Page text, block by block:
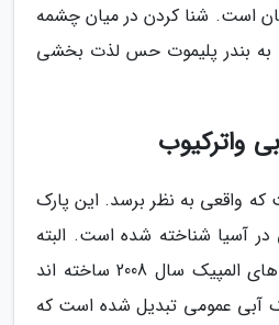
است. شنا کردن در میان چشمه
به بندر پلیموت حس لذت بخشی
واترکیوب
که واقعی به نظر برسد. این پارک
آسیا شناخته شده است. البته
در اصل آن را برای بازی های المپیک سال 2008 ساخته اند
آبی عمومی تبدیل شده است که